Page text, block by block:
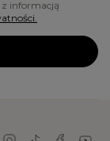
z informacją